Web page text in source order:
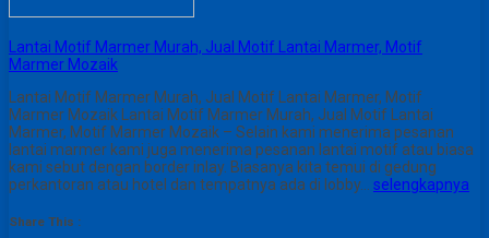
Lantai Motif Marmer Murah, Jual Motif Lantai Marmer, Motif
Marmer Mozaik
Lantai Motif Marmer Murah, Jual Motif Lantai Marmer, Motif
Marmer Mozaik Lantai Motif Marmer Murah, Jual Motif Lantai
Marmer, Motif Marmer Mozaik – Selain kami menerima pesanan
lantai marmer kami juga menerima pesanan lantai motif atau biasa
kami sebut dengan border inlay. Biasanya kita temui di gedung
perkantoran atau hotel dan tempatnya ada di lobby… selengkapnya
Share This :